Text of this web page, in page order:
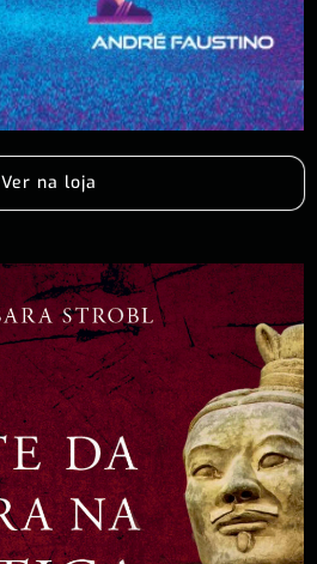
Ver na loja